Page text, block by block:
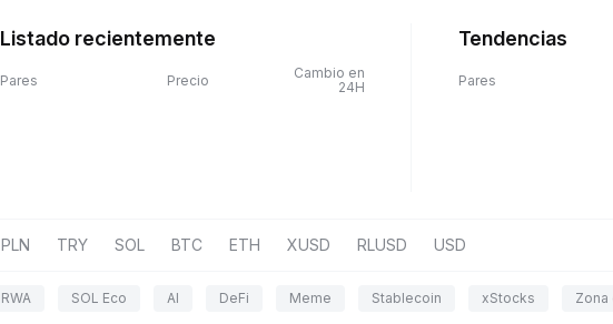
Listado recientemente
Pares Precio
Cambio en
24H
Tendencias
Pares
PLN TRY SOL BTC ETH XUSD RLUSD USD
RWA SOL Eco AI DeFi Meme Stablecoin xStocks Zona